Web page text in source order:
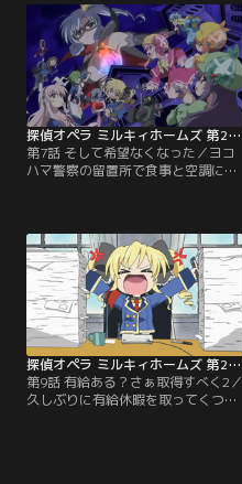
すチラシを配ることに。そのチラシ
を手にしたミルキィホームズの前に
コート姿の怪しい人物が現れる。そ
の人物が変質者だと考えたミルキィ
ホームズはその人物を逮捕しようと
するが…。
探偵オペラ ミルキィホームズ 第2幕 第07話
第7話 そして希望なくなった／ヨコ
ハマ警察の留置所で食事と空調に恵
を求めて彼女たちは生徒会長アンリ
エットの部屋へ向かうが、部屋に入
った4人が目にしたのは普段とは違
いふてくされた様子のアンリエッ
ト。何とか元気づけようとする4人
だが…。
探偵オペラ ミルキィホームズ 第2幕 第09話
第9話 有給ある？さぁ取得すべく2／
久しぶりに有給休暇を取ってくつろ